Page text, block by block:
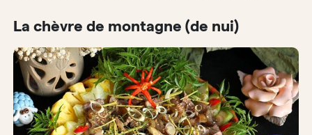
La chèvre de montagne (de nui)